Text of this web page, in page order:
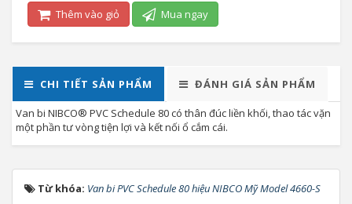
Thêm vào giỏ Mua ngay
CHI TIẾT SẢN PHẨM ĐÁNH GIÁ SẢN PHẨM
Van bi NIBCO® PVC Schedule 80 có thân đúc liền khối, thao tác vặn
một phần tư vòng tiện lợi và kết nối ổ cắm cái.
Từ khóa: Van bi PVC Schedule 80 hiệu NIBCO Mỹ Model 4660-S